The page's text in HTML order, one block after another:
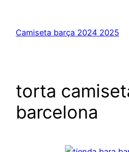
contenido
Camiseta barça 2024 2025
torta
barcelona